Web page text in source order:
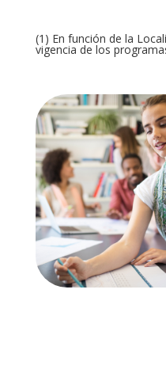
(1) En función de la
vigencia de los